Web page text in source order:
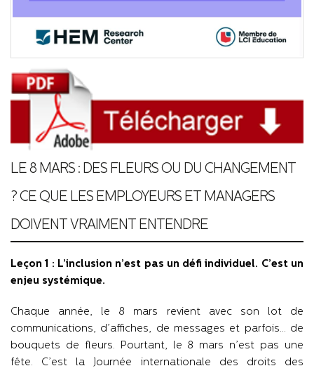
LE 8 MARS : DES FLEURS OU DU CHANGEMENT
? CE QUE LES EMPLOYEURS ET MANAGERS
DOIVENT VRAIMENT ENTENDRE
Leçon 1 : L’inclusion n’est pas un défi individuel. C’est un
enjeu systémique.
Chaque année, le 8 mars revient avec son lot de
communications, d’affiches, de messages et parfois… de
bouquets de fleurs. Pourtant, le 8 mars n’est pas une
fête. C’est la Journée internationale des droits des